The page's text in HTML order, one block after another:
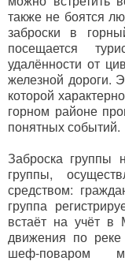
также не боятся
заброски в
посещается
удалённости от
железной дороги.
которой
горном районе
понятных событий.
Заброска группы
группы,
средством:
группа
встаёт на учёт
движения по реке
шеф-поваром